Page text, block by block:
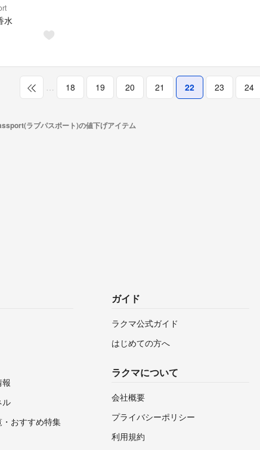
水
18 19 20 21 22 23 24
ラブパスポート)の値下げアイテム
ル
おすすめ特集
ガイド
ラクマ公式ガイド
はじめての方へ
ラクマについて
会社概要
プライバシーポリシー
利用規約